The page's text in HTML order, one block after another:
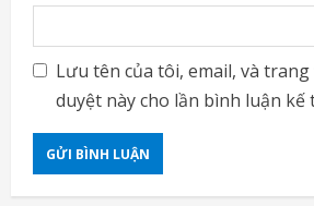
Lưu tên của tôi, email, và
duyệt này cho lần bình luận kế